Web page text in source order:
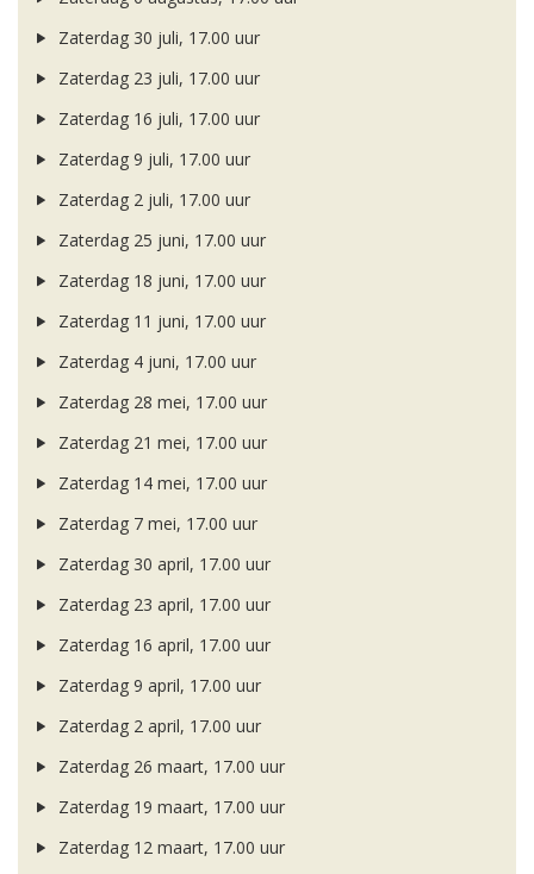
Zaterdag 30 juli, 17.00 uur
Zaterdag 23 juli, 17.00 uur
Zaterdag 16 juli, 17.00 uur
Zaterdag 9 juli, 17.00 uur
Zaterdag 2 juli, 17.00 uur
Zaterdag 25 juni, 17.00 uur
Zaterdag 18 juni, 17.00 uur
Zaterdag 11 juni, 17.00 uur
Zaterdag 4 juni, 17.00 uur
Zaterdag 28 mei, 17.00 uur
Zaterdag 21 mei, 17.00 uur
Zaterdag 14 mei, 17.00 uur
Zaterdag 7 mei, 17.00 uur
Zaterdag 30 april, 17.00 uur
Zaterdag 23 april, 17.00 uur
Zaterdag 16 april, 17.00 uur
Zaterdag 9 april, 17.00 uur
Zaterdag 2 april, 17.00 uur
Zaterdag 26 maart, 17.00 uur
Zaterdag 19 maart, 17.00 uur
Zaterdag 12 maart, 17.00 uur